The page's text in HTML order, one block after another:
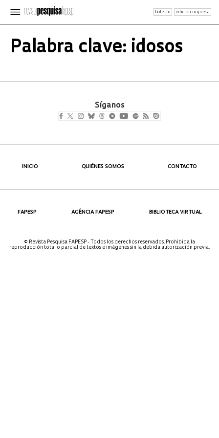
boletín edición impresa
Palabra clave: idosos
Síganos
INICIO QUIÉNES SOMOS CONTACTO
FAPESP AGÊNCIA FAPESP BIBLIOTECA VIRTUAL
© Revista Pesquisa FAPESP - Todos los derechos reservados. Prohibida la
reproducción total o parcial de textos e imágenes sin la debida autorización previa.